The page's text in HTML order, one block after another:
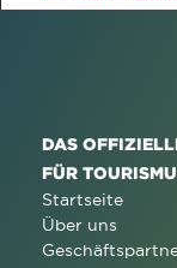
DAS
FÜR
Startseite
Über uns